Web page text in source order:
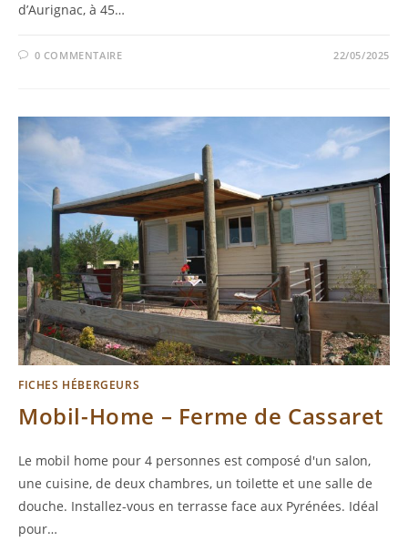
d’Aurignac, à 45…
0 COMMENTAIRE 22/05/2025
FICHES HÉBERGEURS
Mobil-Home – Ferme de Cassaret
Le mobil home pour 4 personnes est composé d'un salon,
une cuisine, de deux chambres, un toilette et une salle de
douche. Installez-vous en terrasse face aux Pyrénées. Idéal
pour…